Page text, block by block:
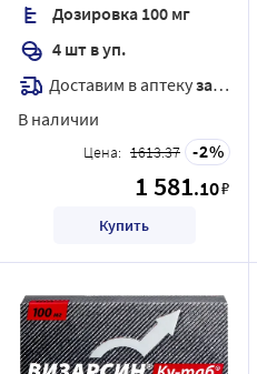
Дозировка 100 мг
4 шт в уп.
Доставим в аптекузавтра
В наличии
Цена: 1613.37 2
1 581.10₽
Купить